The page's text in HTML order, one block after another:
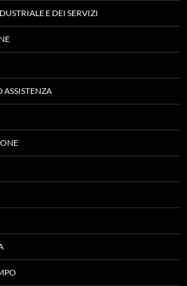
E DEI SERVIZI
ASSISTENZA